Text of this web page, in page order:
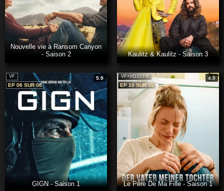
Nouvelle vie à Ransom Canyon
- Saison 2
Kaulitz & Kaulitz - Saison 3
VF
5.9
EP 06 SUR 06
GIGN - Saison 1
VF+VOSTFR
4.0
EP 10 SUR 10
Le Père De Ma Fille - Saison 1